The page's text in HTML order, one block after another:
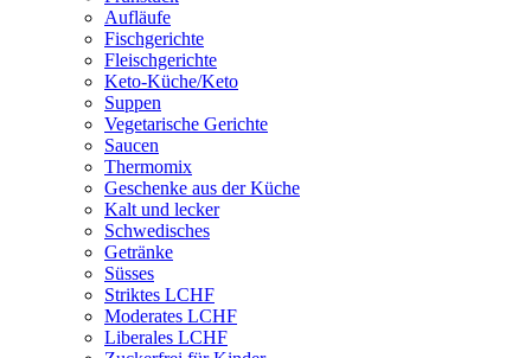
Aufläufe
Fischgerichte
Fleischgerichte
Keto-Küche/Keto
Suppen
Vegetarische Gerichte
Saucen
Thermomix
Geschenke aus der Küche
Kalt und lecker
Schwedisches
Getränke
Süsses
Striktes LCHF
Moderates LCHF
Liberales LCHF